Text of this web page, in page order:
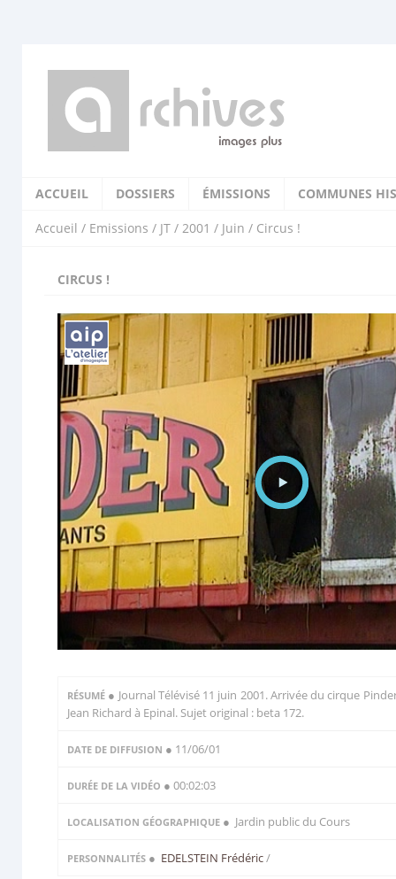
ACCUEIL DOSSIERS ÉMISSIONS COMMUNES
Accueil / Emissions / JT / 2001 / Juin / Circus !
CIRCUS !
RÉSUMÉ ● Journal Télévisé 11 juin 2001. Arrivée du cirque
Jean Richard à Epinal. Sujet original : beta 172.
DATE DE DIFFUSION ● 11/06/01
DURÉE DE LA VIDÉO ● 00:02:03
LOCALISATION GÉOGRAPHIQUE ● Jardin public du Cours
PERSONNALITÉS ● EDELSTEIN Frédéric/